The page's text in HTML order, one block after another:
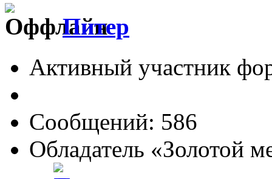
Питер
Активный участник
Сообщений: 586
Обладатель «Золотой